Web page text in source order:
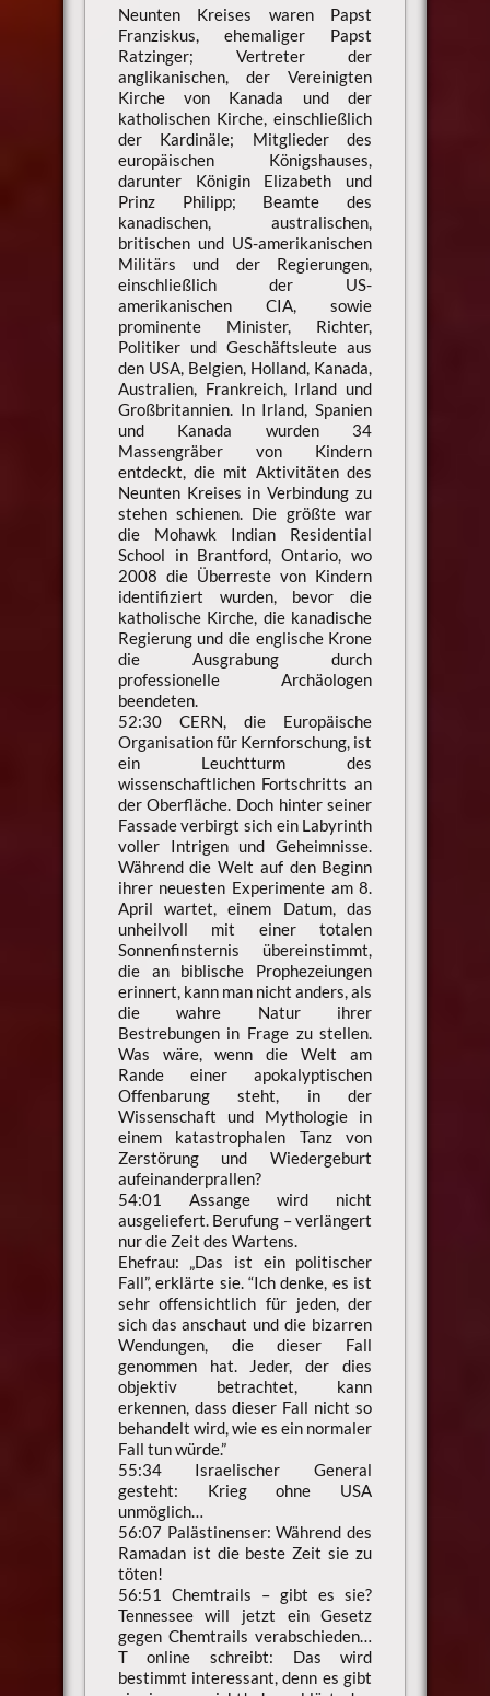
Neunten Kreises waren Papst
Franziskus, ehemaliger Papst
Ratzinger; Vertreter der
anglikanischen, der Vereinigten
Kirche von Kanada und der
katholischen Kirche, einschließlich
der Kardinäle; Mitglieder des
europäischen Königshauses,
darunter Königin Elizabeth und
Prinz Philipp; Beamte des
kanadischen, australischen,
britischen und US-amerikanischen
Militärs und der Regierungen,
einschließlich der US-
amerikanischen CIA, sowie
prominente Minister, Richter,
Politiker und Geschäftsleute aus
den USA, Belgien, Holland, Kanada,
Australien, Frankreich, Irland und
Großbritannien. In Irland, Spanien
und Kanada wurden 34
Massengräber von Kindern
entdeckt, die mit Aktivitäten des
Neunten Kreises in Verbindung zu
stehen schienen. Die größte war
die Mohawk Indian Residential
School in Brantford, Ontario, wo
2008 die Überreste von Kindern
identifiziert wurden, bevor die
katholische Kirche, die kanadische
Regierung und die englische Krone
die Ausgrabung durch
professionelle Archäologen
beendeten.
52:30 CERN, die Europäische
Organisation für Kernforschung, ist
ein Leuchtturm des
wissenschaftlichen Fortschritts an
der Oberfläche. Doch hinter seiner
Fassade verbirgt sich ein Labyrinth
voller Intrigen und Geheimnisse.
Während die Welt auf den Beginn
ihrer neuesten Experimente am 8.
April wartet, einem Datum, das
unheilvoll mit einer totalen
Sonnenfinsternis übereinstimmt,
die an biblische Prophezeiungen
erinnert, kann man nicht anders, als
die wahre Natur ihrer
Bestrebungen in Frage zu stellen.
Was wäre, wenn die Welt am
Rande einer apokalyptischen
Offenbarung steht, in der
Wissenschaft und Mythologie in
einem katastrophalen Tanz von
Zerstörung und Wiedergeburt
aufeinanderprallen?
54:01 Assange wird nicht
ausgeliefert. Berufung – verlängert
nur die Zeit des Wartens.
Ehefrau: „Das ist ein politischer
Fall”, erklärte sie. “Ich denke, es ist
sehr offensichtlich für jeden, der
sich das anschaut und die bizarren
Wendungen, die dieser Fall
genommen hat. Jeder, der dies
objektiv betrachtet, kann
erkennen, dass dieser Fall nicht so
behandelt wird, wie es ein normaler
Fall tun würde.”
55:34 Israelischer General
gesteht: Krieg ohne USA
unmöglich…
56:07 Palästinenser: Während des
Ramadan ist die beste Zeit sie zu
töten!
56:51 Chemtrails – gibt es sie?
Tennessee will jetzt ein Gesetz
gegen Chemtrails verabschieden…
T online schreibt: Das wird
bestimmt interessant, denn es gibt